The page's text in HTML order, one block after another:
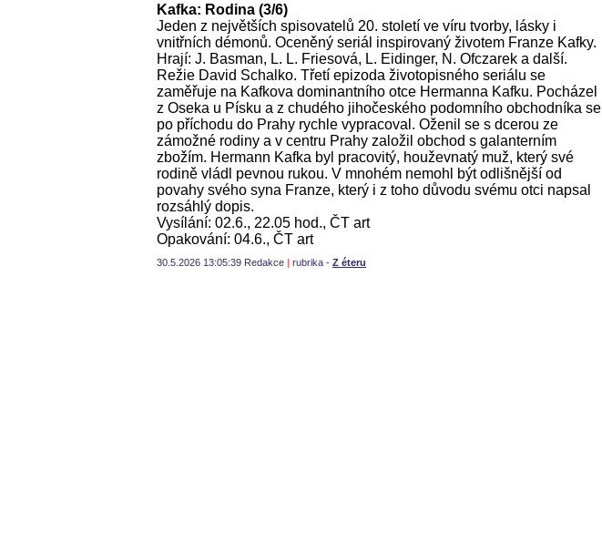
Kafka: Rodina (3/6)
Jeden z největších spisovatelů 20. století ve víru tvorby, lásky i
vnitřních démonů. Oceněný seriál inspirovaný životem Franze Kafky.
Hrají: J. Basman, L. L. Friesová, L. Eidinger, N. Ofczarek a další.
Režie David Schalko. Třetí epizoda životopisného seriálu se
zaměřuje na Kafkova dominantního otce Hermanna Kafku. Pocházel
z Oseka u Písku a z chudého jihočeského podomního obchodníka se
po příchodu do Prahy rychle vypracoval. Oženil se s dcerou ze
zámožné rodiny a v centru Prahy založil obchod s galanterním
zbožím. Hermann Kafka byl pracovitý, houževnatý muž, který své
rodině vládl pevnou rukou. V mnohém nemohl být odlišnější od
povahy svého syna Franze, který i z toho důvodu svému otci napsal
rozsáhlý dopis.
Vysílání: 02.6., 22.05 hod., ČT art
Opakování: 04.6., ČT art
30.5.2026 13:05:39 Redakce | rubrika - Z éteru